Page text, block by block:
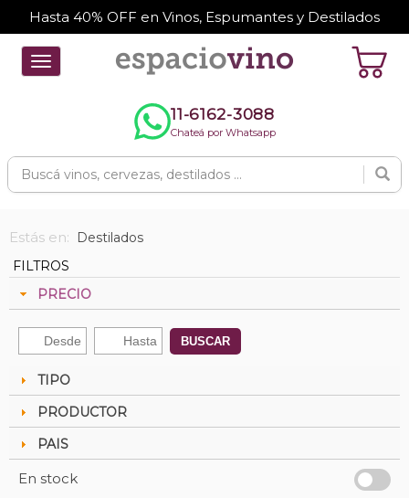
Hasta 40% OFF en Vinos, Espumantes y Destilados
Toggle
navigation
11-6162-3088
Chateá por Whatsapp
Estás en:
Destilados
FILTROS
PRECIO
BUSCAR
TIPO
PRODUCTOR
PAIS
En stock